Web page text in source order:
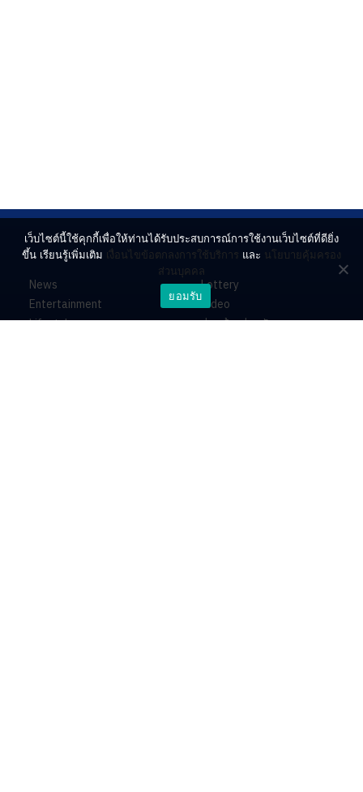
News
Entertainment
Lifestyle
Lottery
Video
ร่วมด้วยช่วยกัน
เว็บไซต์นี้ใช้คุกกี้เพื่อให้ท่านได้รับประสบการณ์การใช้งานเว็บไซต์ที่ดียิ่ง
ขึ้น เรียนรู้เพิ่มเติม เงื่อนไขข้อตกลงการใช้บริการ และ นโยบายคุ้มครอง
ส่วนบุคคล
ยอมรับ